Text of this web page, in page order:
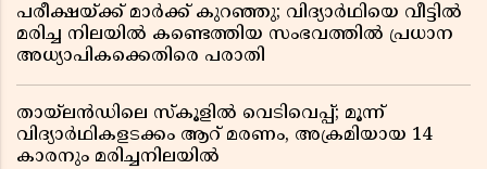
പരീക്ഷയ്ക്ക് മാർക്ക് കുറഞ്ഞു; വിദ്യാർഥിയെ വീട്ടിൽ
മരിച്ച നിലയിൽ കണ്ടെത്തിയ സംഭവത്തിൽ പ്രധാന
അധ്യാപികക്കെതിരെ പരാതി
തായ്‌ലൻഡിലെ സ്‌കൂളിൽ വെടിവെപ്പ്; മൂന്ന്
വിദ്യാർഥികളടക്കം ആറ് മരണം, അക്രമിയായ 14
കാരനും മരിച്ചനിലയിൽ